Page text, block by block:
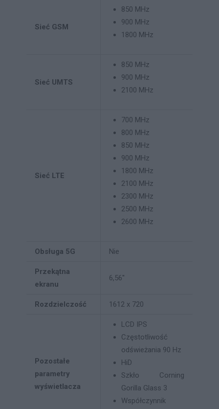
Sieć GSM
850 MHz
900 MHz
1800 MHz
Sieć UMTS
850 MHz
900 MHz
2100 MHz
Sieć LTE
700 MHz
800 MHz
850 MHz
900 MHz
1800 MHz
2100 MHz
2300 MHz
2500 MHz
2600 MHz
Obsługa 5G Nie
Przekątna
ekranu
6,56''
Rozdzielczość 1612 x 720
Pozostałe
parametry
wyświetlacza
LCD IPS
Częstotliwość
odświeżania 90 Hz
HiD
Szkło Corning
Gorilla Glass 3
Współczynnik